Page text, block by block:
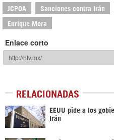
JCPOA Sanciones contra Irán
Enrique Mora
Enlace corto
RELACIONADAS
EEUU pide a los
Irán